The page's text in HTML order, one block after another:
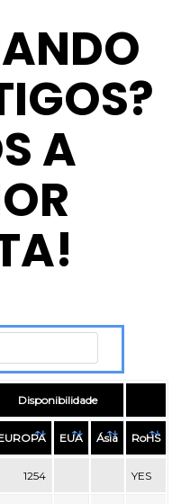
A
Disponibilidade
EUA Ásia RoHS
1254 YES